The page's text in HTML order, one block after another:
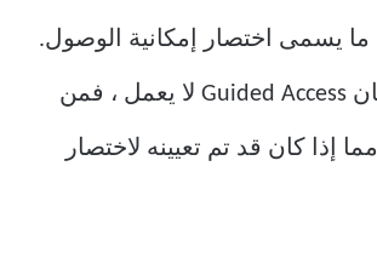
ما يسمى اختصار إمكانية الوصول.
ومع ذلك ، إذا كان Guided Access لا يعمل ، فمن
إذا كان قد تم تعيينه لاختصار